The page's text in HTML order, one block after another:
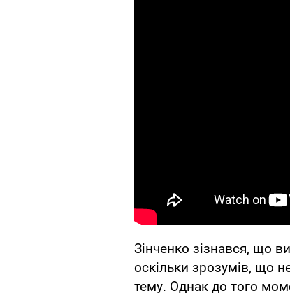
Зінченко зізнався, що
оскільки зрозумів, що
тему. Однак до того